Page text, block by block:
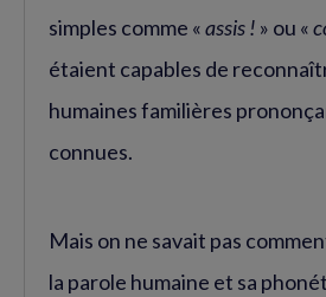
simples comme «assis ! » ou «
étaient capables de
humaines familières
connues.
Mais on ne savait pas
la parole humaine et sa